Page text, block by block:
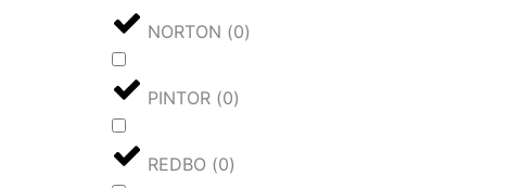
NORTON (0)
PINTOR (0)
REDBO (0)